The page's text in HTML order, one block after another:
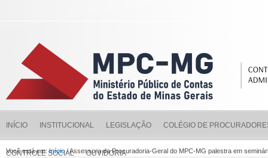
INÍCIO INSTITUCIONAL LEGISLAÇÃO COLÉGIO DE
CONTROLE SOCIAL OUVIDORIA
Você está em:Início/ Assessora da Procuradoria-Geral do MPC-MG palestra em